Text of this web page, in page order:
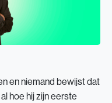
en niemand bewijst dat
hoe hij zijn eerste